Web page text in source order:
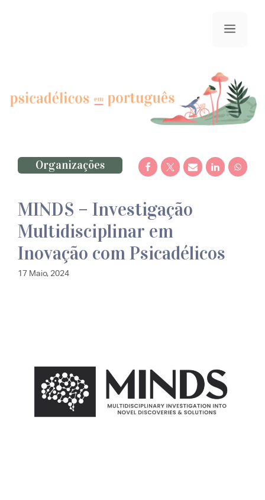
menu
Organizações
MINDS – Investigação
Multidisciplinar em
Inovação com Psicadélicos
17 Maio, 2024